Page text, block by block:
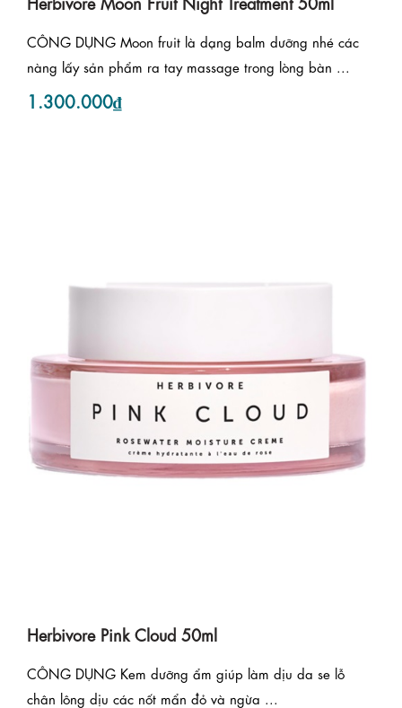
CÔNG DỤNG Moon fruit là dạng balm dưỡng nhé các
nàng lấy sản phẩm ra tay massage trong lòng bàn ...
1.300.000₫
Herbivore Pink Cloud 50ml
CÔNG DỤNG Kem dưỡng ẩm giúp làm dịu da se lỗ
chân lông dịu các nốt mẩn đỏ và ngừa ...